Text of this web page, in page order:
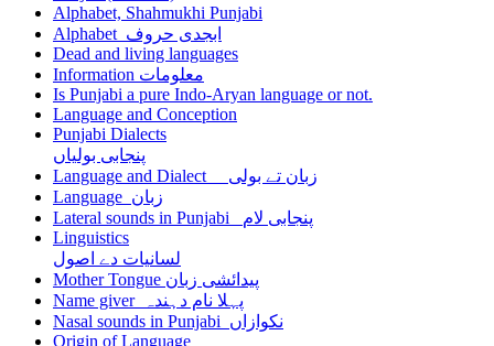
Alphabet, Shahmukhi Punjabi
Alphabet ابجدی حروف
Dead and living languages
Information معلومات
Is Punjabi a pure Indo-Aryan language or not.
Language and Conception
Punjabi Dialects
پنجابی بولیاں
Language and Dialect زبان تے بولی
Language زبان
Lateral sounds in Punjabi پنجابی لام
Linguistics
لسانیات دے اصول
Mother Tongue پیدائشی زبان
Name giver پہلا نام دہندہ
Nasal sounds in Punjabi نکوازاں
Origin of Language